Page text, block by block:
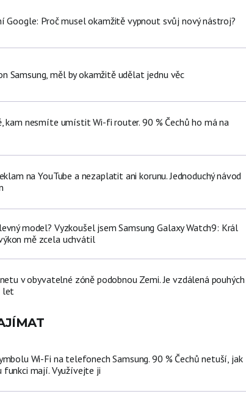
Google: Proč musel okamžitě vypnout svůj nový nástroj?
Samsung, měl by okamžitě udělat jednu věc
kam nesmíte umístit Wi-fi router. 90 % Čechů ho má na
na YouTube a nezaplatit ani korunu. Jednoduchý návod
model? Vyzkoušel jsem Samsung Galaxy Watch9: Král
mě zcela uchvátil
v obyvatelné zóně podobnou Zemi. Je vzdálená pouhých
let
Wi-Fi na telefonech Samsung. 90 % Čechů netuší, jak
funkci mají. Využívejte ji